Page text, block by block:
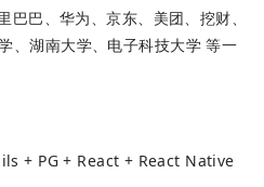
巴、华为、京东、美团、挖财、
、湖南大学、电子科技大学 等一
+ PG + React + React Native